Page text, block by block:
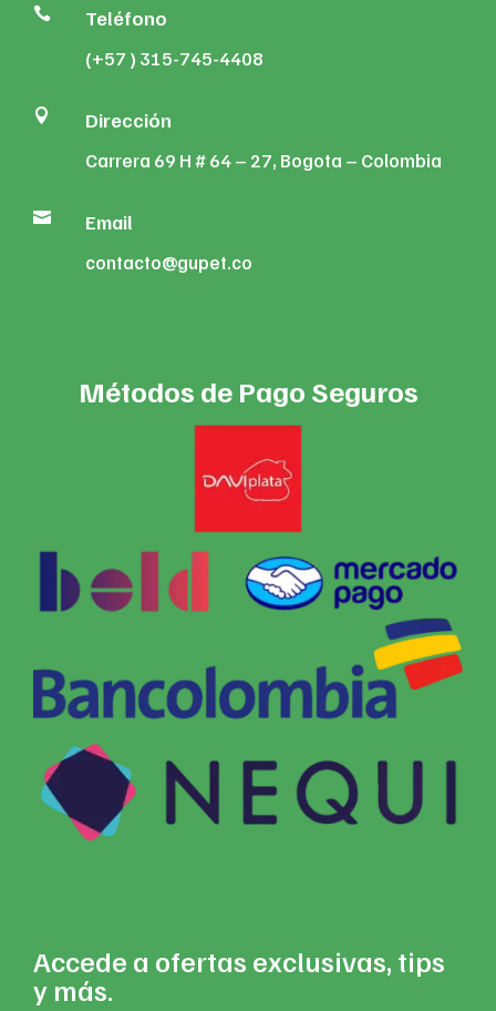
 Teléfono
(+57 ) 315-745-4408
 Dirección
Carrera 69 H # 64 – 27, Bogota – Colombia
 Email
contacto@gupet.co
Métodos de Pago Seguros
Accede a ofertas exclusivas, tips
y más.